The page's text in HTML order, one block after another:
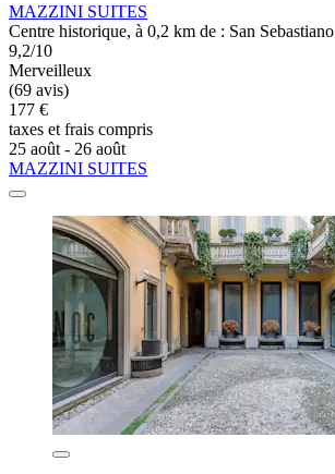
MAZZINI SUITES
Centre historique, à 0,2 km de : San Sebastiano
9,2/10
Merveilleux
(69 avis)
177 €
taxes et frais compris
25 août - 26 août
MAZZINI SUITES